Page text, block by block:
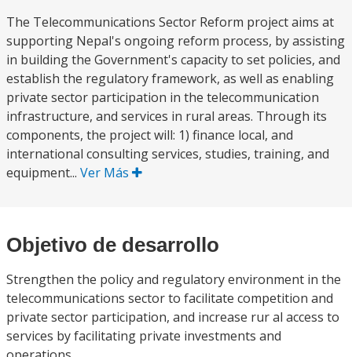
The Telecommunications Sector Reform project aims at
supporting Nepal's ongoing reform process, by assisting
in building the Government's capacity to set policies, and
establish the regulatory framework, as well as enabling
private sector participation in the telecommunication
infrastructure, and services in rural areas. Through its
components, the project will: 1) finance local, and
international consulting services, studies, training, and
equipment... Ver Más
Objetivo de desarrollo
Strengthen the policy and regulatory environment in the
telecommunications sector to facilitate competition and
private sector participation, and increase rur al access to
services by facilitating private investments and